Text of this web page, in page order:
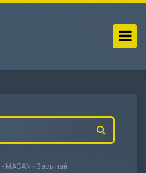
- MACAN - Засыпай